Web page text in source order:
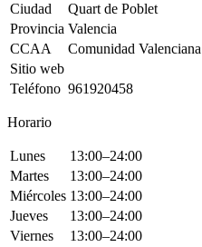
Ciudad
Quart de Poblet
Provincia Valencia
CCAA
Comunidad Valenciana
Sitio web
Teléfono 961920458
Horario
Lunes
13:00–24:00
Martes
13:00–24:00
Miércoles 13:00–24:00
Jueves
13:00–24:00
Viernes
13:00–24:00